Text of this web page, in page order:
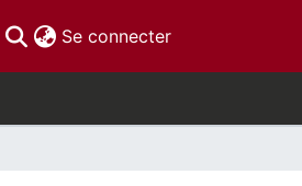
Se connecter(current)